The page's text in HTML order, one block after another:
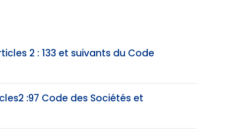
2 : 133 et suivants du Code
:97 Code des Sociétés et